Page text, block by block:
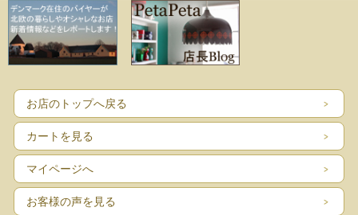
お店のトップへ戻る
カートを見る
マイページへ
お客様の声を見る